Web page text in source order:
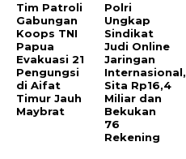
Tim Patroli
Gabungan
Koops TNI
Papua
Evakuasi 21
Pengungsi
di Aifat
Timur Jauh
Maybrat
Polri
Ungkap
Sindikat
Judi Online
Jaringan
Internasional,
Sita Rp16,4
Miliar dan
Bekukan
76
Rekening